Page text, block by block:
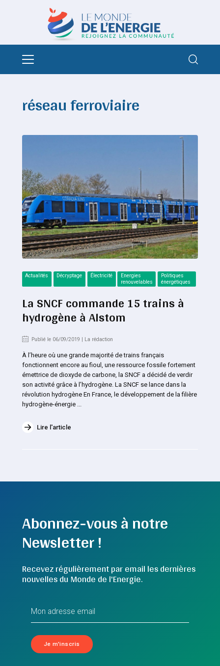
réseau ferroviaire
Actualités Décryptage Électricité
Energies
renouvelables
Politiques
énergétiques
La SNCF commande 15 trains à
hydrogène à Alstom
Publié le 06/09/2019 | La rédaction
À l’heure où une grande majorité de trains français
fonctionnent encore au fioul, une ressource fossile fortement
émettrice de dioxyde de carbone, la SNCF a décidé de verdir
son activité grâce à l’hydrogène. La SNCF se lance dans la
révolution hydrogène En France, le développement de la filière
hydrogène-énergie ...
Lire l'article
Abonnez-vous à notre
Newsletter !
Recevez régulièrement par email les dernières
nouvelles du Monde de l'Energie.